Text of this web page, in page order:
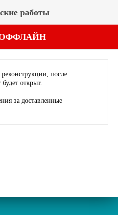
работы
после
открыт.
за доставленные